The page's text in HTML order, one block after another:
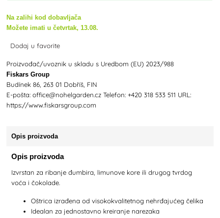
Na zalihi kod dobavljača
Možete imati u četvrtak, 13.08.
Dodaj u favorite
Proizvođač/uvoznik u skladu s Uredbom (EU) 2023/988
Fiskars Group
Budínek 86, 263 01 Dobříš, FIN
E-pošta: office@nohelgarden.cz Telefon: +420 318 533 511 URL:
https://www.fiskarsgroup.com
Opis proizvoda
Opis proizvoda
Izvrstan za ribanje đumbira, limunove kore ili drugog tvrdog
voća i čokolade.
Oštrica izrađena od visokokvalitetnog nehrđajućeg čelika
Idealan za jednostavno kreiranje narezaka